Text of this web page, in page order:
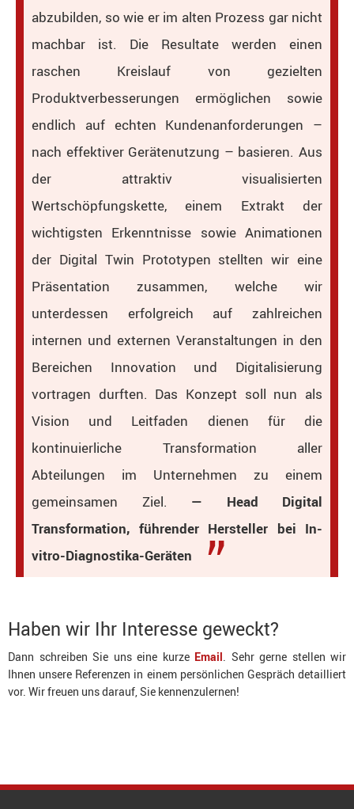
abzubilden, so wie er im alten Prozess gar nicht
machbar ist. Die Resultate werden einen
raschen Kreislauf von gezielten
Produktverbesserungen ermöglichen sowie
endlich auf echten Kundenanforderungen –
nach effektiver Gerätenutzung – basieren. Aus
der attraktiv visualisierten
Wertschöpfungskette, einem Extrakt der
wichtigsten Erkenntnisse sowie Animationen
der Digital Twin Prototypen stellten wir eine
Präsentation zusammen, welche wir
unterdessen erfolgreich auf zahlreichen
internen und externen Veranstaltungen in den
Bereichen Innovation und Digitalisierung
vortragen durften. Das Konzept soll nun als
Vision und Leitfaden dienen für die
kontinuierliche Transformation aller
Abteilungen im Unternehmen zu einem
gemeinsamen Ziel. — Head Digital
Transformation, führender Hersteller bei In-
vitro-Diagnostika-Geräten
Haben wir Ihr Interesse geweckt?
Dann schreiben Sie uns eine kurze Email . Sehr gerne stellen wir
Ihnen unsere Referenzen in einem persönlichen Gespräch detailliert
vor. Wir freuen uns darauf, Sie kennenzulernen!